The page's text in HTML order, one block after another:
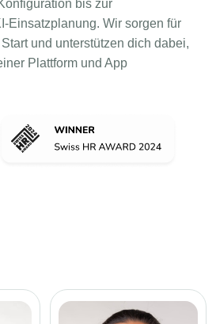
bis zur
Einsatzplanung. Wir sorgen für
und unterstützen dich dabei,
Plattform und App